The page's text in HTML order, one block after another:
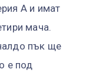
А и имат
мача.
пък ще
е под